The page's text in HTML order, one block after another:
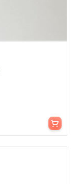
Aggiungi al carrello